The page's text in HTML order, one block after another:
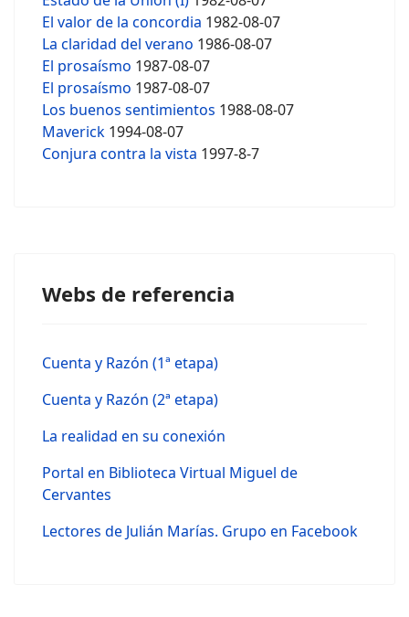
El valor de la concordia 1982-08-07
La claridad del verano 1986-08-07
El prosaísmo 1987-08-07
El prosaísmo 1987-08-07
Los buenos sentimientos 1988-08-07
Maverick 1994-08-07
Conjura contra la vista 1997-8-7
Webs de referencia
Cuenta y Razón (1ª etapa)
Cuenta y Razón (2ª etapa)
La realidad en su conexión
Portal en Biblioteca Virtual Miguel de
Cervantes
Lectores de Julián Marías. Grupo en Facebook